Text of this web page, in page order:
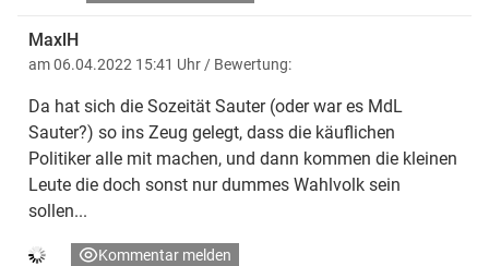
MaxlH
am 06.04.2022 15:41 Uhr / Bewertung:
Da hat sich die Sozeität Sauter (oder war es MdL
Sauter?) so ins Zeug gelegt, dass die käuflichen
Politiker alle mit machen, und dann kommen die kleinen
Leute die doch sonst nur dummes Wahlvolk sein
sollen...
Kommentar melden